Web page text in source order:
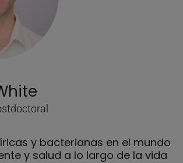
y bacterianas en el mundo
y salud a lo largo de la vida